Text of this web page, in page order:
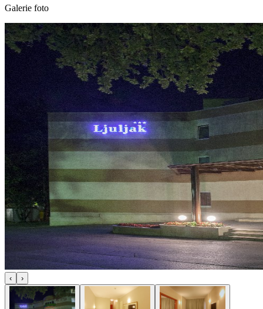
Galerie foto
‹ ›